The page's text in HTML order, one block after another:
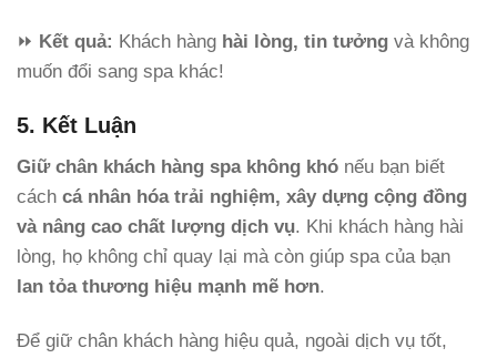
⏩ Kết quả: Khách hàng hài lòng, tin tưởng và không
muốn đổi sang spa khác!
5. Kết Luận
Giữ chân khách hàng spa không khó nếu bạn biết
cách cá nhân hóa trải nghiệm, xây dựng cộng đồng
và nâng cao chất lượng dịch vụ. Khi khách hàng hài
lòng, họ không chỉ quay lại mà còn giúp spa của bạn
lan tỏa thương hiệu mạnh mẽ hơn.
Để giữ chân khách hàng hiệu quả, ngoài dịch vụ tốt,